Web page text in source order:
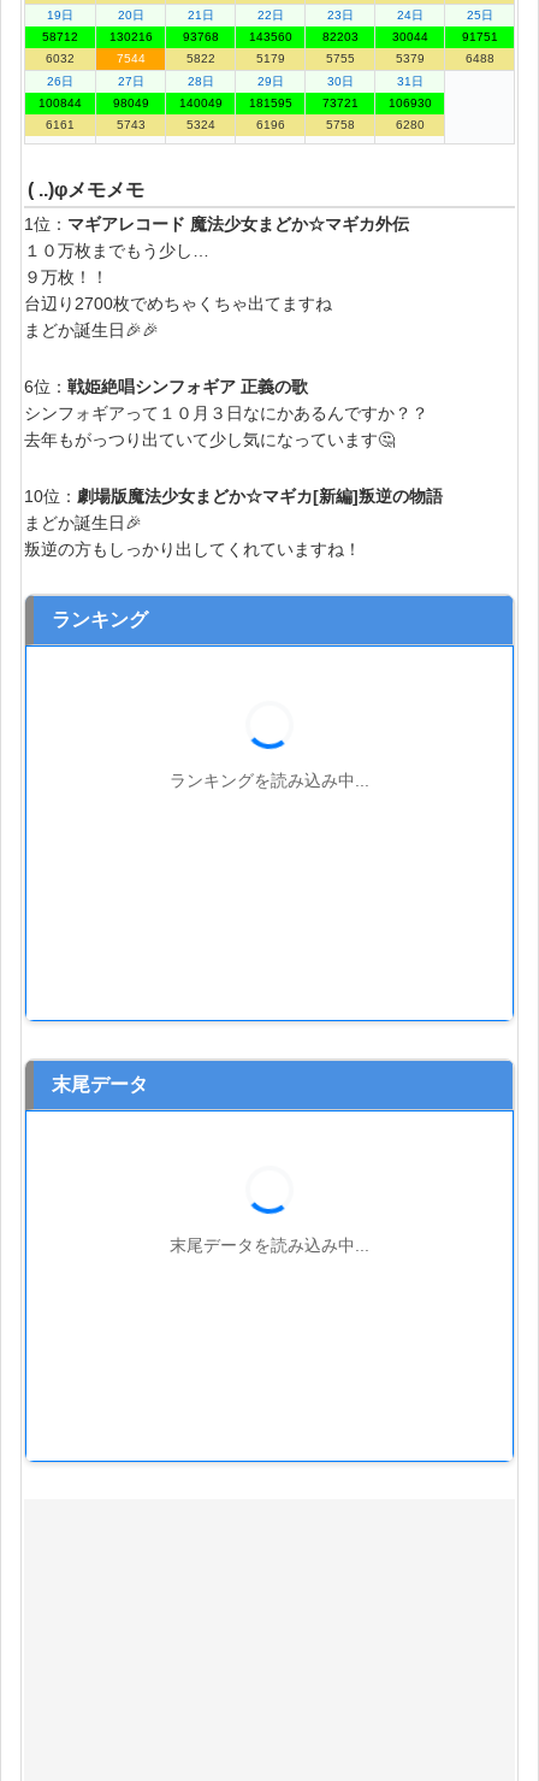
19日
58712
6032
20日
130216
7544
21日
93768
5822
22日
143560
5179
23日
82203
5755
24日
30044
5379
25日
91751
6488
26日
100844
6161
27日
98049
5743
28日
140049
5324
29日
181595
6196
30日
73721
5758
31日
106930
6280
( ..)φメモメモ
1位： マギアレコード 魔法少女まどか☆マギカ外伝
１０万枚までもう少し…
９万枚！！
台辺り2700枚でめちゃくちゃ出てますね
まどか誕生日🎉🎉
6位： 戦姫絶唱シンフォギア 正義の歌
シンフォギアって１０月３日なにかあるんですか？？
去年もがっつり出ていて少し気になっています🤔
10位： 劇場版魔法少女まどか☆マギカ[新編]叛逆の物語
まどか誕生日🎉
叛逆の方もしっかり出してくれていますね！
ランキング
ランキングを読み込み中...
末尾データ
末尾データを読み込み中...